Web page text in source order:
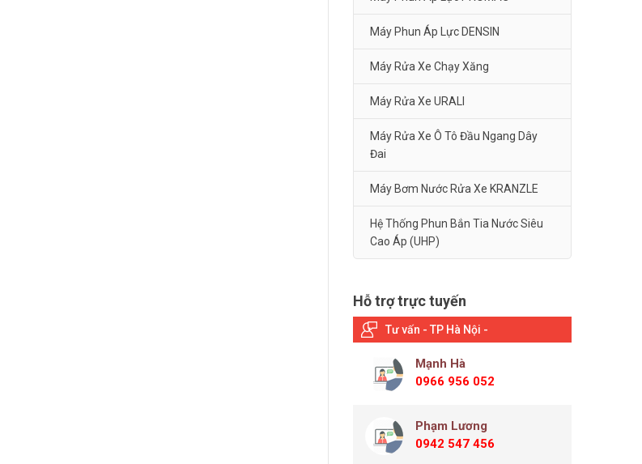
Máy Phun Áp Lực DENSIN
Máy Rửa Xe Chạy Xăng
Máy Rửa Xe URALI
Máy Rửa Xe Ô Tô Đầu Ngang Dây
Đai
Máy Bơm Nước Rửa Xe KRANZLE
Hệ Thống Phun Bắn Tia Nước Siêu
Cao Áp (UHP)
Hỗ trợ trực tuyến
Tư vấn - TP Hà Nội -
Mạnh Hà
0966 956 052
Phạm Lương
0942 547 456